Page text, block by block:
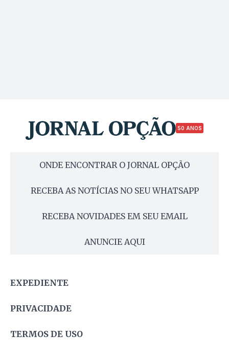
50 ANOS
ONDE ENCONTRAR O JORNAL OPÇÃO
RECEBA AS NOTÍCIAS NO SEU WHATSAPP
RECEBA NOVIDADES EM SEU EMAIL
ANUNCIE AQUI
EXPEDIENTE
PRIVACIDADE
TERMOS DE USO